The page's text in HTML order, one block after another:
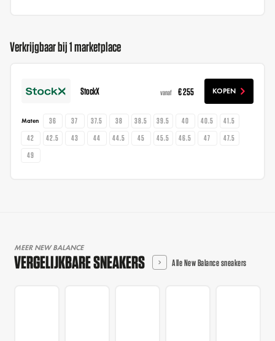
Verkrijgbaar bij 1 marketplace
StockX vanaf € 255 KOPEN
Maten 36 37 37.5 38 38.5 39.5 40 40.5
41.5
42
42.5 43 44 44.5 45 45.5 46.5 47
47.5
49
MEER NEW BALANCE
VERGELIJKBARE SNEAKERS Alle New Balance sneakers